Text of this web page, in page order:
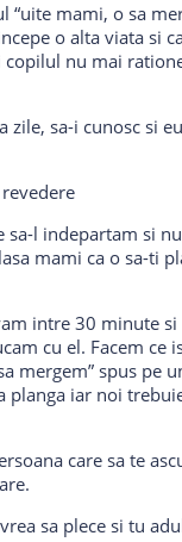
mami, o sa
o alta viata si
nu mai
sa-i cunosc si
l indepartam si
mami ca o sa-ti
intre 30 minute
cu el. Facem ce
mergem” spus pe
planga iar noi
care sa te
sa plece si tu